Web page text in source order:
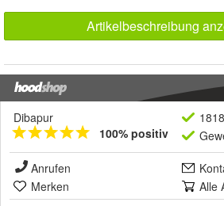
Artikelbeschreibung
Dibapur
100% positiv
Anrufen
Merken
Alle